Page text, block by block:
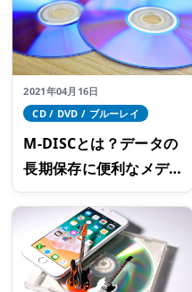
2021年04月16日
CD / DVD / ブルーレイ
M-DISCとは？データの
長期保存に便利なメデ
ィアについて知ろう